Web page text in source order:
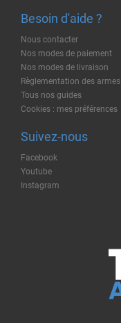
Besoin d'aide ?
Nous contacter
Nos modes de paiement
Nos modes de livraison
Règlementation des armes
Tous nos guides
Cookies : mes préférences
Suivez-nous
Facebook
Youtube
Instagram